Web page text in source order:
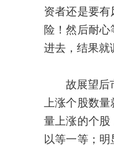
资者还是要
险！然后耐
进去，结果就
故展望后市
上涨个股数量
量上涨的个
以等一等；